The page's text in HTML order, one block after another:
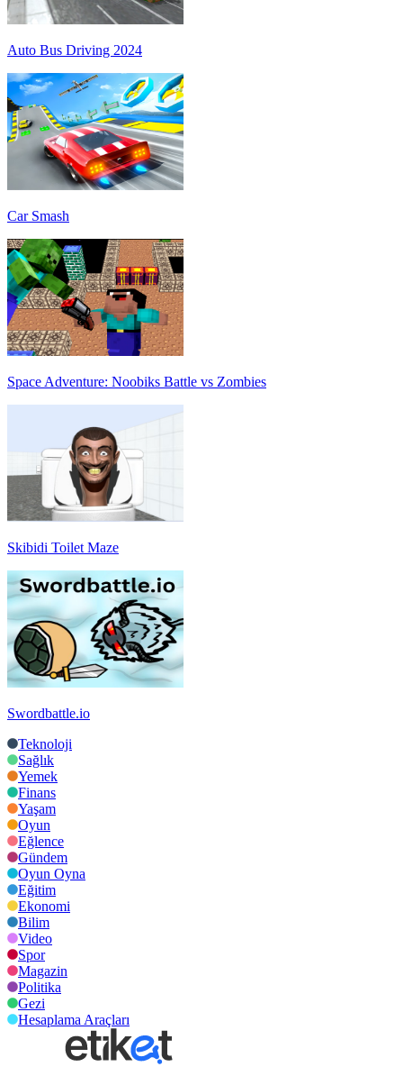
Auto Bus Driving 2024
Car Smash
Space Adventure: Noobiks Battle vs Zombies
Skibidi Toilet Maze
Swordbattle.io
Teknoloji
Sağlık
Yemek
Finans
Yaşam
Oyun
Eğlence
Gündem
Oyun Oyna
Eğitim
Ekonomi
Bilim
Video
Spor
Magazin
Politika
Gezi
Hesaplama Araçları